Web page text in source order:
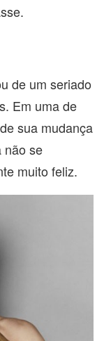
de um seriado
Em uma de
sua mudança
não se
muito feliz.